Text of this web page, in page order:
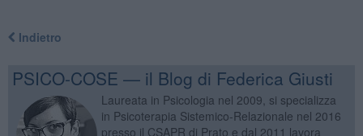
Indietro
PSICO-COSE — il Blog di Federica Giusti
Laureata in Psicologia nel 2009, si specializza
in Psicoterapia Sistemico-Relazionale nel 2016
presso il CSAPR di Prato e dal 2011 lavora